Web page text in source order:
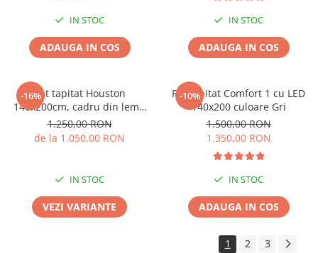
IN STOC
ADAUGA IN COS
IN STOC
ADAUGA IN COS
-16%Pat tapitat Houston
140x200cm, cadru din lemn
cu somiera fixa, culoare Gri
1.250,00 RON
de la 1.050,00 RON
IN STOC
VEZI VARIANTE
-10%
Pat tapitat Comfort 1 cu LED
140x200 culoare Gri
1.500,00 RON
1.350,00 RON
IN STOC
ADAUGA IN COS
1 2 3